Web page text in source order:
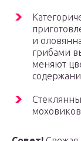
и
грибами
меняют